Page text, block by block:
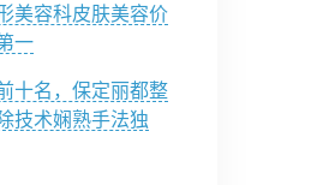
美容科皮肤美容价
一
十名，保定丽都整
技术娴熟手法独